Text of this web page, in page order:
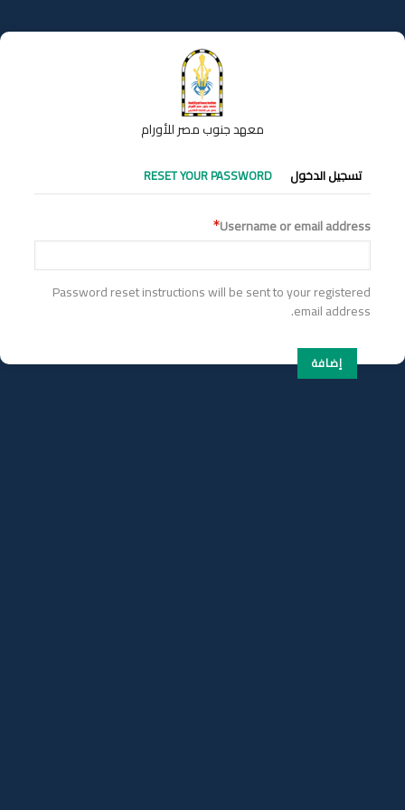
إلى
المحتوى
معهد جنوب مصر للأورام
التبويبات
الأساسية
تسجيل الدخول RESET YOUR PASSWORD
Username or email address
Password reset instructions will be sent to your registered
email address.